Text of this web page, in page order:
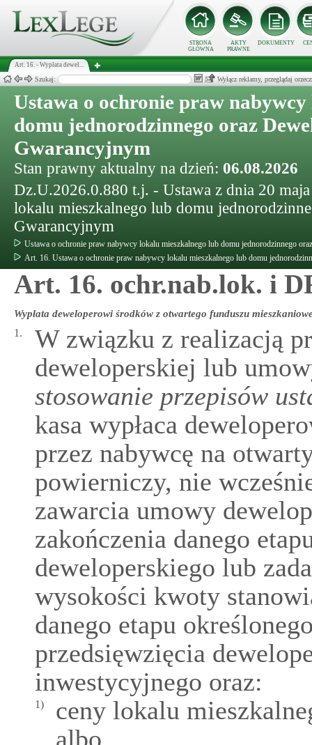
STRONA
GŁÓWNA
AKTY
PRAWNE
DOKUMENTY
Art. 16. - Wypłata dewel...
Szukaj: Wyłącz reklamy, przeglądaj
Ustawa o ochronie praw
domu jednorodzinnego oraz
Gwarancyjnym
Stan prawny aktualny na dzień: 06.08.2026
Dz.U.2026.0.880 t.j. - Ustawa z dnia 20
lokalu mieszkalnego lub domu
Gwarancyjnym
Ustawa o ochronie praw nabywcy lokalu mieszkalnego lub domu jednorodzinnego
Art. 16. Ustawa o ochronie praw nabywcy lokalu mieszkalnego lub domu
Art. 16. ochr.nab.lok. i
Wypłata deweloperowi środków z otwartego funduszu
1.
W związku z realizacją
deweloperskiej lub
stosowanie przepisów
kasa wypłaca
przez nabywcę na
powierniczy, nie
zawarcia umowy
zakończenia danego
deweloperskiego lub
wysokości kwoty
danego etapu
przedsięwzięcia
inwestycyjnego oraz:
1)
ceny lokalu
albo